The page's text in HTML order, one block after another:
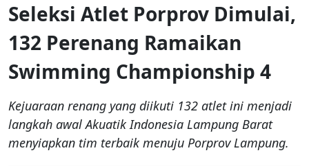
Seleksi Atlet Porprov Dimulai,
132 Perenang Ramaikan
Swimming Championship 4
Kejuaraan renang yang diikuti 132 atlet ini menjadi
langkah awal Akuatik Indonesia Lampung Barat
menyiapkan tim terbaik menuju Porprov Lampung.